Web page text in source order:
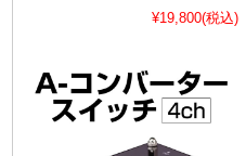
¥19,800(税込)